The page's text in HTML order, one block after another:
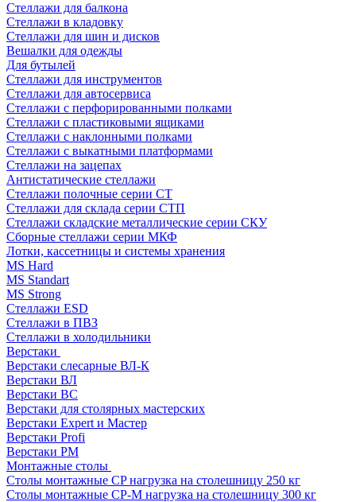
Стеллажи для балкона
Стеллажи в кладовку
Стеллажи для шин и дисков
Вешалки для одежды
Для бутылей
Стеллажи для инструментов
Стеллажи для автосервиса
Стеллажи с перфорированными полками
Стеллажи с пластиковыми ящиками
Стеллажи с наклонными полками
Стеллажи с выкатными платформами
Стеллажи на зацепах
Антистатические стеллажи
Стеллажи полочные серии СТ
Стеллажи для склада серии СТП
Стеллажи складские металлические серии СКУ
Сборные стеллажи серии МКФ
Лотки, кассетницы и системы хранения
MS Hard
MS Standart
MS Strong
Стеллажи ESD
Стеллажи в ПВЗ
Стеллажи в холодильники
Верстаки
Верстаки слесарные ВЛ-К
Верстаки ВЛ
Верстаки ВС
Верстаки для столярных мастерских
Верстаки Expert и Мастер
Верстаки Profi
Верстаки РМ
Монтажные столы
Столы монтажные СP нагрузка на столешницу 250 кг
Столы монтажные СР-М нагрузка на столешницу 300 кг